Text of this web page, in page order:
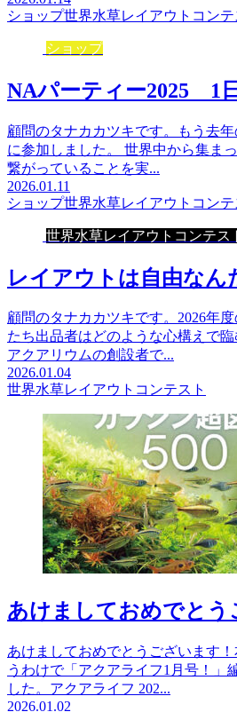
ショップ世界水草レイアウトコンテ
ショップ
NAパーティー2025 1
顧問のタナカカツキです。もう去
に参加しました。 世界中から集ま
繋がっていることを実...
2026.01.11
ショップ世界水草レイアウトコンテ
世界水草レイアウトコンテス
レイアウトは自由なん
顧問のタナカカツキです。2026年
たち出品者はどのような心構えで
アクアリウムの創設者で...
2026.01.04
世界水草レイアウトコンテスト
あけましておめでとう
あけましておめでとうございます
うわけで「アクアライフ1月号！」
した。アクアライフ 202...
2026.01.02